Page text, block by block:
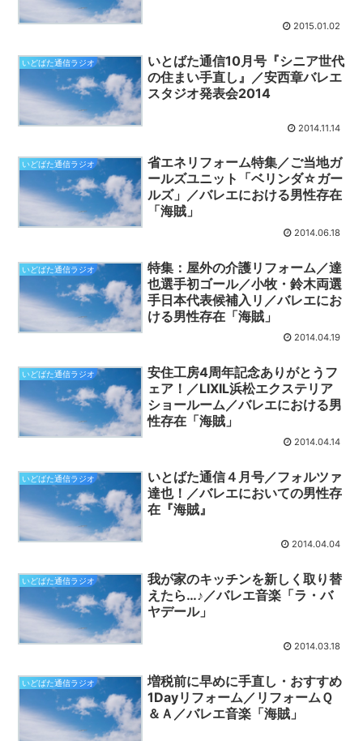
2015.01.02
いどばた通信ラジオ
いとばた通信10月号『シニア世代
の住まい手直し』／安西章バレエ
スタジオ発表会2014
2014.11.14
いどばた通信ラジオ
省エネリフォーム特集／ご当地ガ
ールズユニット「ベリンダ☆ガー
ルズ」／バレエにおける男性存在
「海賊」
2014.06.18
いどばた通信ラジオ
特集：屋外の介護リフォーム／達
也選手初ゴール／小牧・鈴木両選
手日本代表候補入リ／バレエにお
ける男性存在「海賊」
2014.04.19
いどばた通信ラジオ
安住工房4周年記念ありがとうフ
ェア！／LIXIL浜松エクステリア
ショールーム／バレエにおける男
性存在「海賊」
2014.04.14
いどばた通信ラジオ
いとばた通信４月号／フォルツァ
達也！／バレエにおいての男性存
在『海賊』
2014.04.04
いどばた通信ラジオ
我が家のキッチンを新しく取り替
えたら…♪／バレエ音楽「ラ・バ
ヤデール」
2014.03.18
いどばた通信ラジオ
増税前に早めに手直し・おすすめ
1Dayリフォーム／リフォームＱ
＆Ａ／バレエ音楽「海賊」